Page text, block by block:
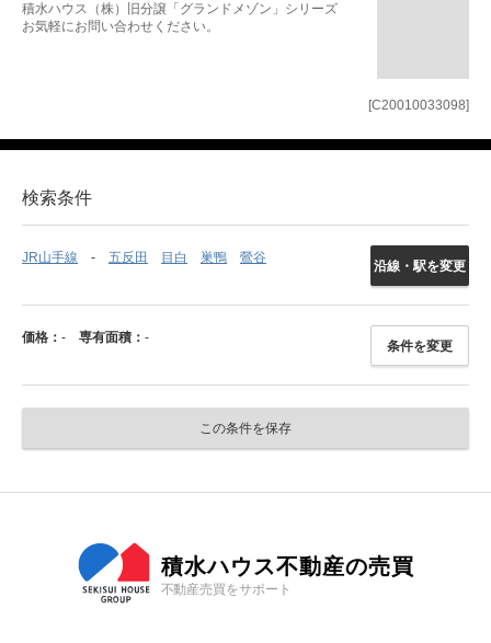
[C20010033098]
積水ハウス（株）旧分譲「グランドメゾン」シリーズ
お気軽にお問い合わせください。
検索条件
JR山手線 五反田 目白 巣鴨 鶯谷
沿線・駅を変更
価格： - 専有面積： -
条件を変更
この条件を保存
積水ハウス不動産の売買
不動産売買をサポート